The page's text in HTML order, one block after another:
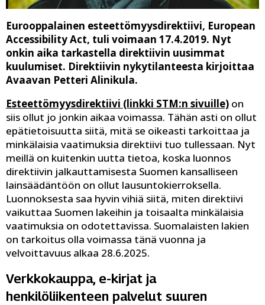
Eurooppalainen esteettömyysdirektiivi, European
Accessibility Act, tuli voimaan 17.4.2019. Nyt
onkin aika tarkastella direktiivin uusimmat
kuulumiset. Direktiivin nykytilanteesta kirjoittaa
Avaavan Petteri Alinikula.
Esteettömyysdirektiivi (linkki STM:n sivuille)on
siis ollut jo jonkin aikaa voimassa. Tähän asti on ollut
epätietoisuutta siitä, mitä se oikeasti tarkoittaa ja
minkälaisia vaatimuksia direktiivi tuo tullessaan. Nyt
meillä on kuitenkin uutta tietoa, koska luonnos
direktiivin jalkauttamisesta Suomen kansalliseen
lainsäädäntöön on ollut lausuntokierroksella.
Luonnoksesta saa hyvin vihiä siitä, miten direktiivi
vaikuttaa Suomen lakeihin ja toisaalta minkälaisia
vaatimuksia on odotettavissa. Suomalaisten lakien
on tarkoitus olla voimassa tänä vuonna ja
velvoittavuus alkaa 28.6.2025.
Verkkokauppa, e-kirjat ja
henkilöliikenteen palvelut suuren